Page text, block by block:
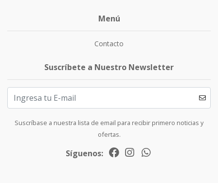
Menú
Contacto
Suscríbete a Nuestro Newsletter
Suscríbase a nuestra lista de email para recibir primero noticias y
ofertas.
Síguenos: